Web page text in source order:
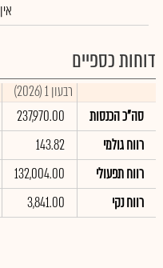
דוחות כספיים
רבעון 1 (2026)
סה"כ הכנסות
237,970.00
רווח גולמי
143.82
רווח תפעולי
132,004.00
רווח נקי
3,841.00